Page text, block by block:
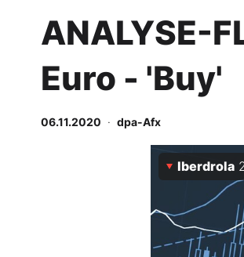
Finanz-Check
Abo & Shop
BO-Musterdepots
Experten
Mein B:O
ANALYSE-
Euro - 'Buy'
06.11.2020 · dpa-Afx
Iberdrola